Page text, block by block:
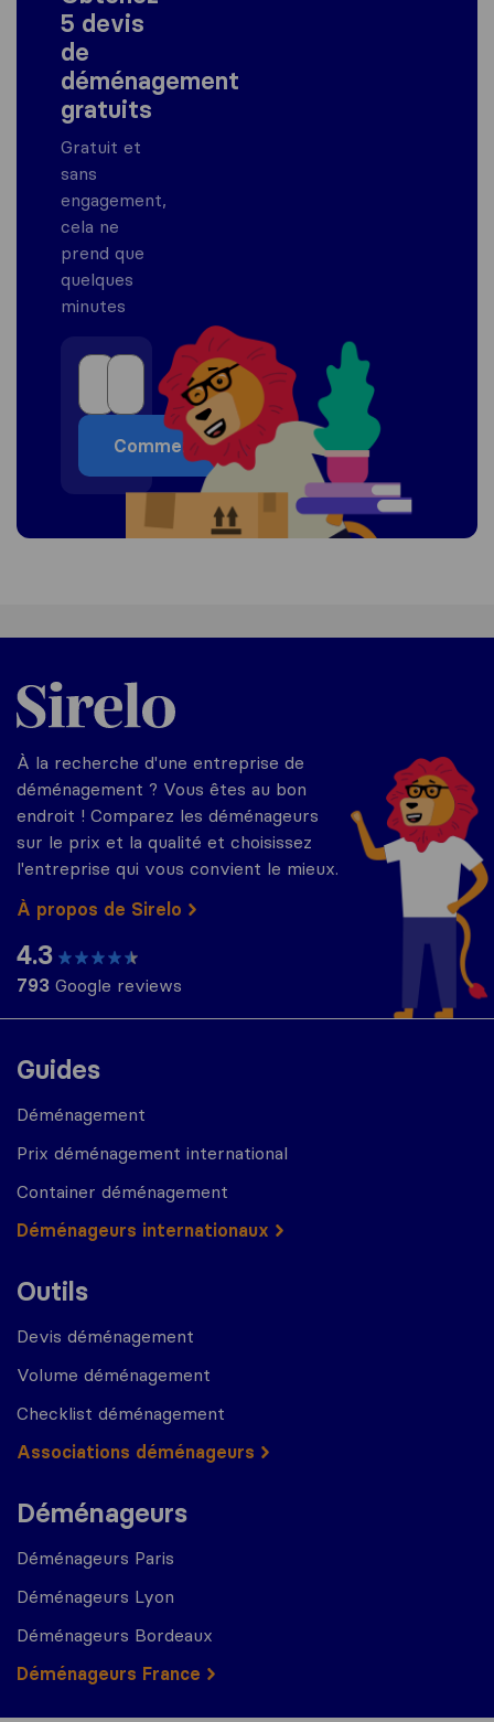
5 devis
de
déménagement
gratuits
Gratuit et
sans
engagement,
cela ne
prend que
quelques
minutes
Commencer
Guides
Déménagement
Prix déménagement international
Container déménagement
Déménageurs internationaux
Outils
Devis déménagement
Volume déménagement
Checklist déménagement
Associations déménageurs
Déménageurs
Déménageurs Paris
Déménageurs Lyon
Déménageurs Bordeaux
Déménageurs France
Sirelo.fr
À la recherche d'une entreprise de
déménagement ? Vous êtes au bon
endroit ! Comparez les déménageurs
sur le prix et la qualité et choisissez
l'entreprise qui vous convient le mieux.
À propos de Sirelo
4.3
793 Google reviews